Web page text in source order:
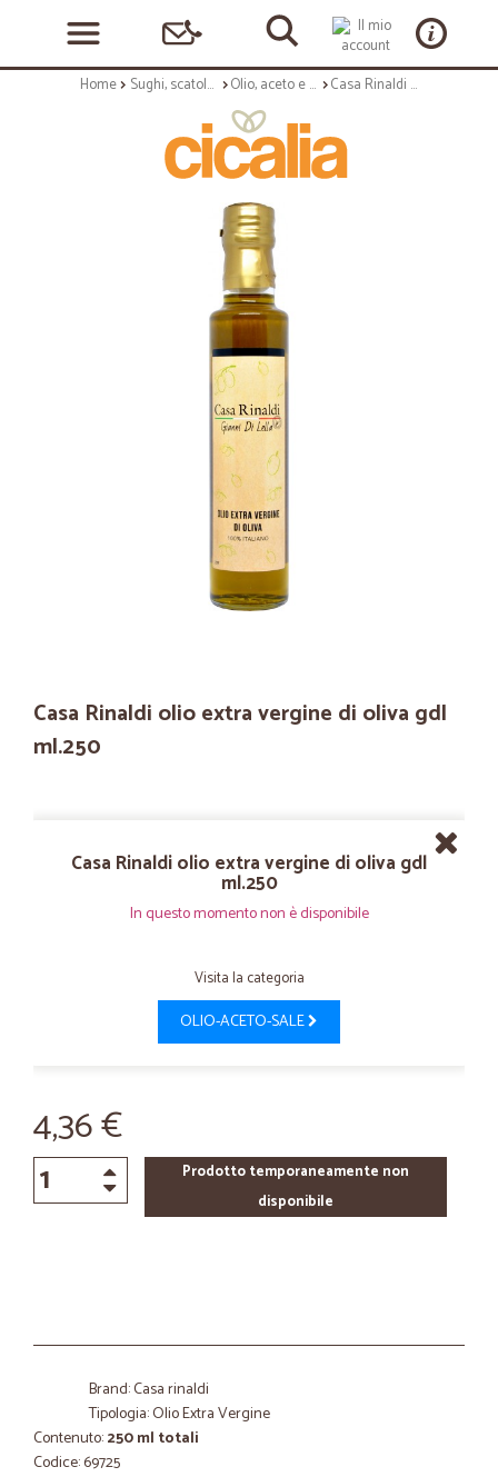
Home Sughi, scatolame e condimenti Olio, aceto e sale Casa Rinaldi olio extra vergine di oliva gdl ml.250
Casa Rinaldi olio extra vergine di oliva gdl
ml.250
Casa Rinaldi olio extra vergine di oliva gdl
ml.250
In questo momento non è disponibile
Visita la categoria
OLIO-ACETO-SALE
4,36 €
Prodotto temporaneamente non
disponibile
Brand: Casa rinaldi
Tipologia: Olio Extra Vergine
Contenuto:250 ml totali
Codice: 69725